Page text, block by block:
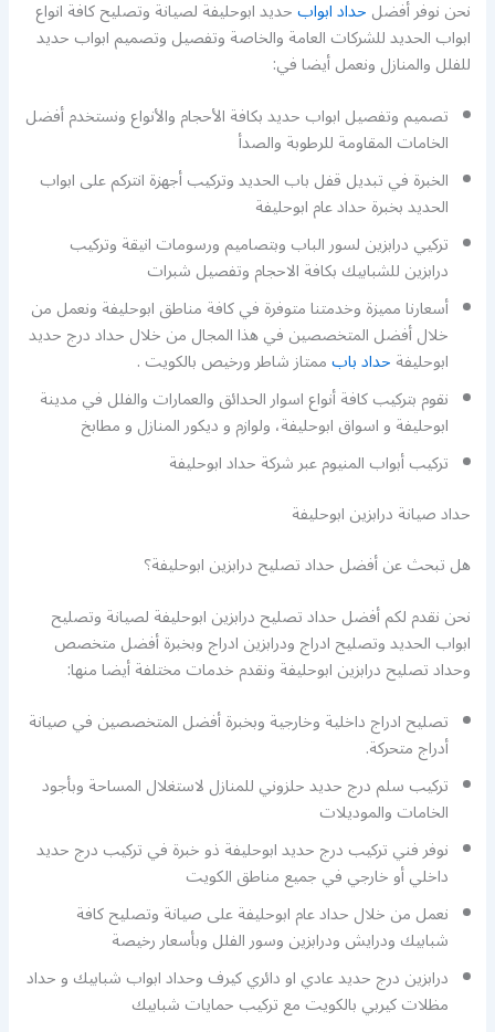
نحن نوفر أفضلحداد ابوابحديد ابوحليفة لصيانة وتصليح كافة انواع
ابواب الحديد للشركات العامة والخاصة وتفصيل وتصميم ابواب حديد
للفلل والمنازل ونعمل أيضا في:
تصميم وتفصيل ابواب حديد بكافة الأحجام والأنواع ونستخدم أفضل
الخامات المقاومة للرطوبة والصدأ
الخبرة في تبديل قفل باب الحديد وتركيب أجهزة انتركم على ابواب
الحديد بخبرة حداد عام ابوحليفة
تركيي درابزين لسور الباب وبتصاميم ورسومات انيقة وتركيب
درابزين للشبابيك بكافة الاحجام وتفصيل شبرات
أسعارنا مميزة وخدمتنا متوفرة في كافة مناطق ابوحليفة ونعمل من
خلال أفضل المتخصصين في هذا المجال من خلال حداد درج حديد
ابوحليفةحداد بابممتاز شاطر ورخيص بالكويت .
نقوم بتركيب كافة أنواع اسوار الحدائق والعمارات والفلل في مدينة
ابوحليفة و اسواق ابوحليفة، ولوازم و ديكور المنازل و مطابخ
تركيب أبواب المنيوم عبر شركة حداد ابوحليفة
حداد صيانة درابزين ابوحليفة
هل تبحث عن أفضل حداد تصليح درابزين ابوحليفة؟
نحن نقدم لكم أفضل حداد تصليح درابزين ابوحليفة لصيانة وتصليح
ابواب الحديد وتصليح ادراج ودرابزين ادراج وبخبرة أفضل متخصص
وحداد تصليح درابزين ابوحليفة ونقدم خدمات مختلفة أيضا منها:
تصليح ادراج داخلية وخارجية وبخبرة أفضل المتخصصين في صيانة
أدراج متحركة.
تركيب سلم درج حديد حلزوني للمنازل لاستغلال المساحة وبأجود
الخامات والموديلات
نوفر فني تركيب درج حديد ابوحليفة ذو خبرة في تركيب درج حديد
داخلي أو خارجي في جميع مناطق الكويت
نعمل من خلال حداد عام ابوحليفة على صيانة وتصليح كافة
شبابيك ودرايش ودرابزين وسور الفلل وبأسعار رخيصة
درابزين درج حديد عادي او دائري كيرف وحداد ابواب شبابيك و حداد
مظلات كيربي بالكويت مع تركيب حمايات شبابيك